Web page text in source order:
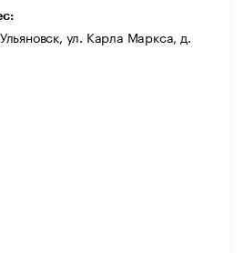
ул. Карла Маркса, д.